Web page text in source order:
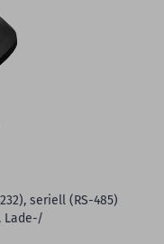
seriell (RS-485)
Lade-/